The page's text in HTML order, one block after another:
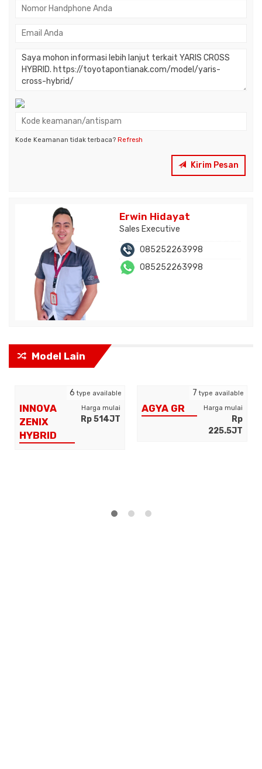
Kode Keamanan tidak terbaca? Refresh
Kirim Pesan
Erwin Hidayat
Sales Executive
085252263998
085252263998
Model Lain
INNOVA
ZENIX
HYBRID
Harga mulai
Rp 514JT
6type available
AGYA GR Harga mulai
Rp
225.5JT
7type available